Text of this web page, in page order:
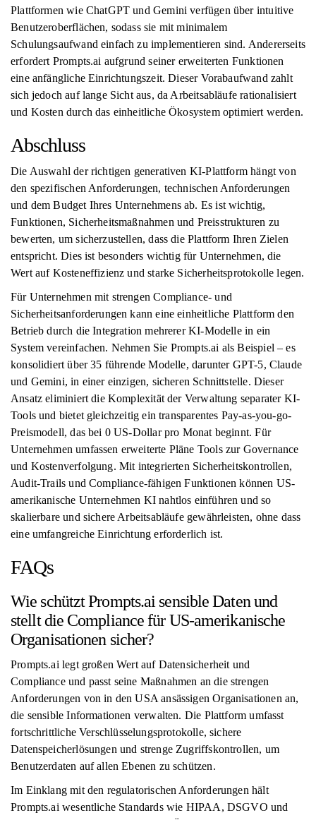
Plattformen wie ChatGPT und Gemini verfügen über intuitive
Benutzeroberflächen, sodass sie mit minimalem
Schulungsaufwand einfach zu implementieren sind. Andererseits
erfordert Prompts.ai aufgrund seiner erweiterten Funktionen
eine anfängliche Einrichtungszeit. Dieser Vorabaufwand zahlt
sich jedoch auf lange Sicht aus, da Arbeitsabläufe rationalisiert
und Kosten durch das einheitliche Ökosystem optimiert werden.
Abschluss
Die Auswahl der richtigen generativen KI-Plattform hängt von
den spezifischen Anforderungen, technischen Anforderungen
und dem Budget Ihres Unternehmens ab. Es ist wichtig,
Funktionen, Sicherheitsmaßnahmen und Preisstrukturen zu
bewerten, um sicherzustellen, dass die Plattform Ihren Zielen
entspricht. Dies ist besonders wichtig für Unternehmen, die
Wert auf Kosteneffizienz und starke Sicherheitsprotokolle legen.
Für Unternehmen mit strengen Compliance- und
Sicherheitsanforderungen kann eine einheitliche Plattform den
Betrieb durch die Integration mehrerer KI-Modelle in ein
System vereinfachen. Nehmen Sie Prompts.ai als Beispiel – es
konsolidiert über 35 führende Modelle, darunter GPT-5, Claude
und Gemini, in einer einzigen, sicheren Schnittstelle. Dieser
Ansatz eliminiert die Komplexität der Verwaltung separater KI-
Tools und bietet gleichzeitig ein transparentes Pay-as-you-go-
Preismodell, das bei 0 US-Dollar pro Monat beginnt. Für
Unternehmen umfassen erweiterte Pläne Tools zur Governance
und Kostenverfolgung. Mit integrierten Sicherheitskontrollen,
Audit-Trails und Compliance-fähigen Funktionen können US-
amerikanische Unternehmen KI nahtlos einführen und so
skalierbare und sichere Arbeitsabläufe gewährleisten, ohne dass
eine umfangreiche Einrichtung erforderlich ist.
FAQs
Wie schützt Prompts.ai sensible Daten und
stellt die Compliance für US-amerikanische
Organisationen sicher?
Prompts.ai legt großen Wert auf Datensicherheit und
Compliance und passt seine Maßnahmen an die strengen
Anforderungen von in den USA ansässigen Organisationen an,
die sensible Informationen verwalten. Die Plattform umfasst
fortschrittliche Verschlüsselungsprotokolle, sichere
Datenspeicherlösungen und strenge Zugriffskontrollen, um
Benutzerdaten auf allen Ebenen zu schützen.
Im Einklang mit den regulatorischen Anforderungen hält
Prompts.ai wesentliche Standards wie HIPAA, DSGVO und